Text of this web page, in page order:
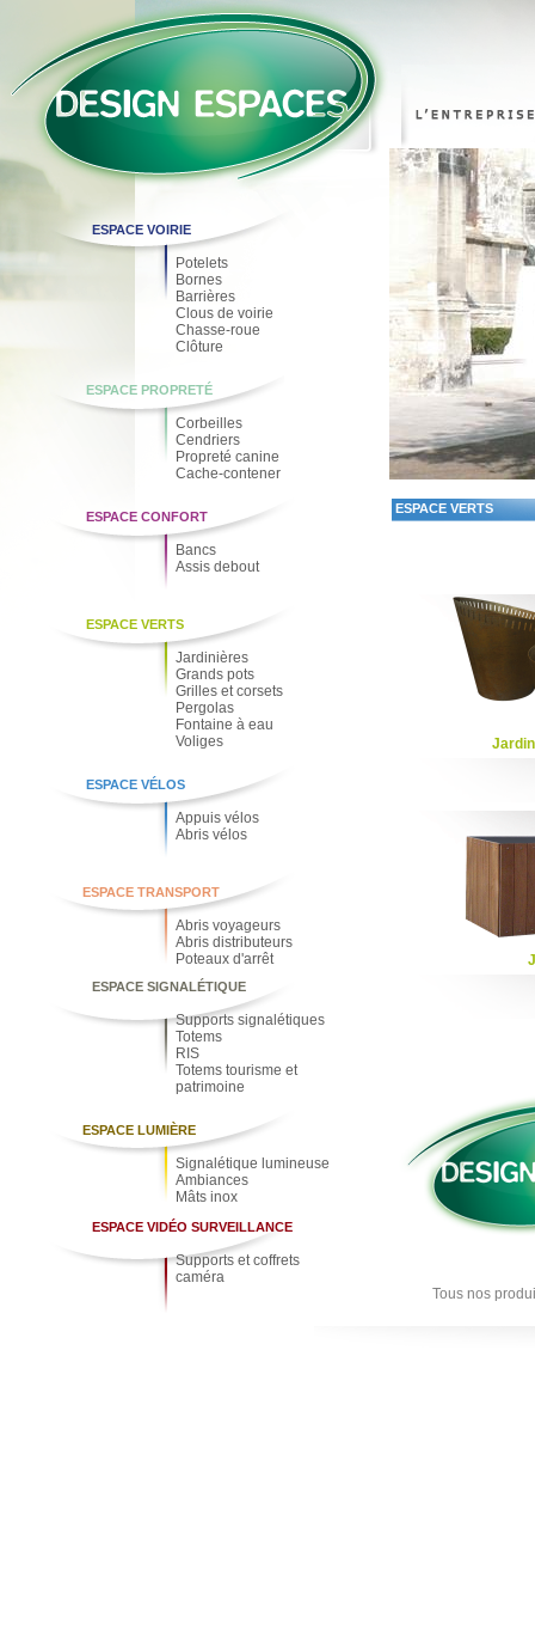
ESPACE VOIRIE
Potelets
Bornes
Barrières
Clous de voirie
Chasse-roue
Clôture
ESPACE PROPRETÉ
Corbeilles
Cendriers
Propreté canine
Cache-contener
ESPACE CONFORT
Bancs
Assis debout
ESPACE VERTS
Jardinières
Grands pots
Grilles et corsets
Pergolas
Fontaine à eau
Voliges
ESPACE VÉLOS
Appuis vélos
Abris vélos
ESPACE TRANSPORT
Abris voyageurs
Abris distributeurs
Poteaux d'arrêt
ESPACE SIGNALÉTIQUE
Supports signalétiques
Totems
RIS
Totems tourisme et
patrimoine
ESPACE LUMIÈRE
Signalétique lumineuse
Ambiances
Mâts inox
ESPACE VIDÉO SURVEILLANCE
Supports et coffrets
caméra
ESPACE VERTS
Tous nos